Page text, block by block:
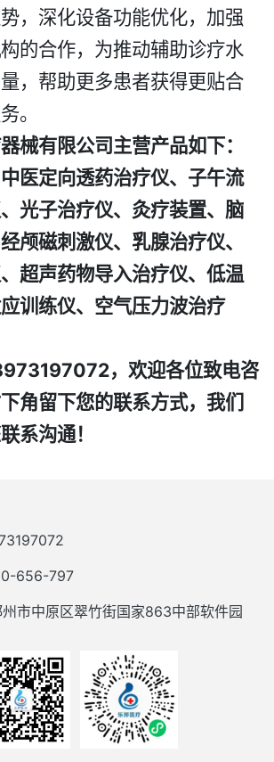
，深化设备功能优化，加强
的合作，为推动辅助诊疗水
，帮助更多患者获得更贴合
。
械有限公司主营产品如下：
医定向透药治疗仪、子午流
光子治疗仪、灸疗装置、脑
颅磁刺激仪、乳腺治疗仪、
超声药物导入治疗仪、低温
训练仪、空气压力波治疗
，欢迎各位致电咨
角留下您的联系方式，我们
系沟通！
656-797
市中原区翠竹街国家863中部软件园